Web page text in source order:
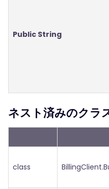
Public String
ネスト済みのクラ
class